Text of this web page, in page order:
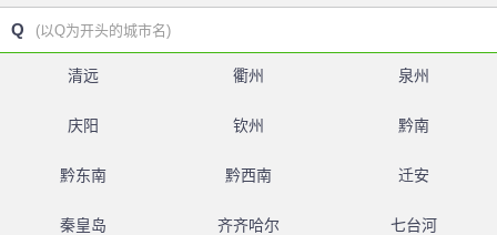
Q (以Q为开头的城市名)
清远 衢州 泉州
庆阳 钦州 黔南
黔东南 黔西南 迁安
秦皇岛 齐齐哈尔 七台河